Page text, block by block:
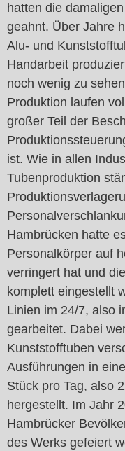
hatten die
geahnt. Über Jahre
Alu- und
Handarbeit
noch wenig zu
Produktion laufen
großer Teil der
ist. Wie in allen
Tubenproduktion
Hambrücken hatte
Personalkörper auf
verringert hat und
komplett eingestellt
Linien im 24/7, also
gearbeitet. Dabei
Kunststofftuben
Ausführungen in
Stück pro Tag, also
hergestellt. Im Jahr
Hambrücker
des Werks gefeiert